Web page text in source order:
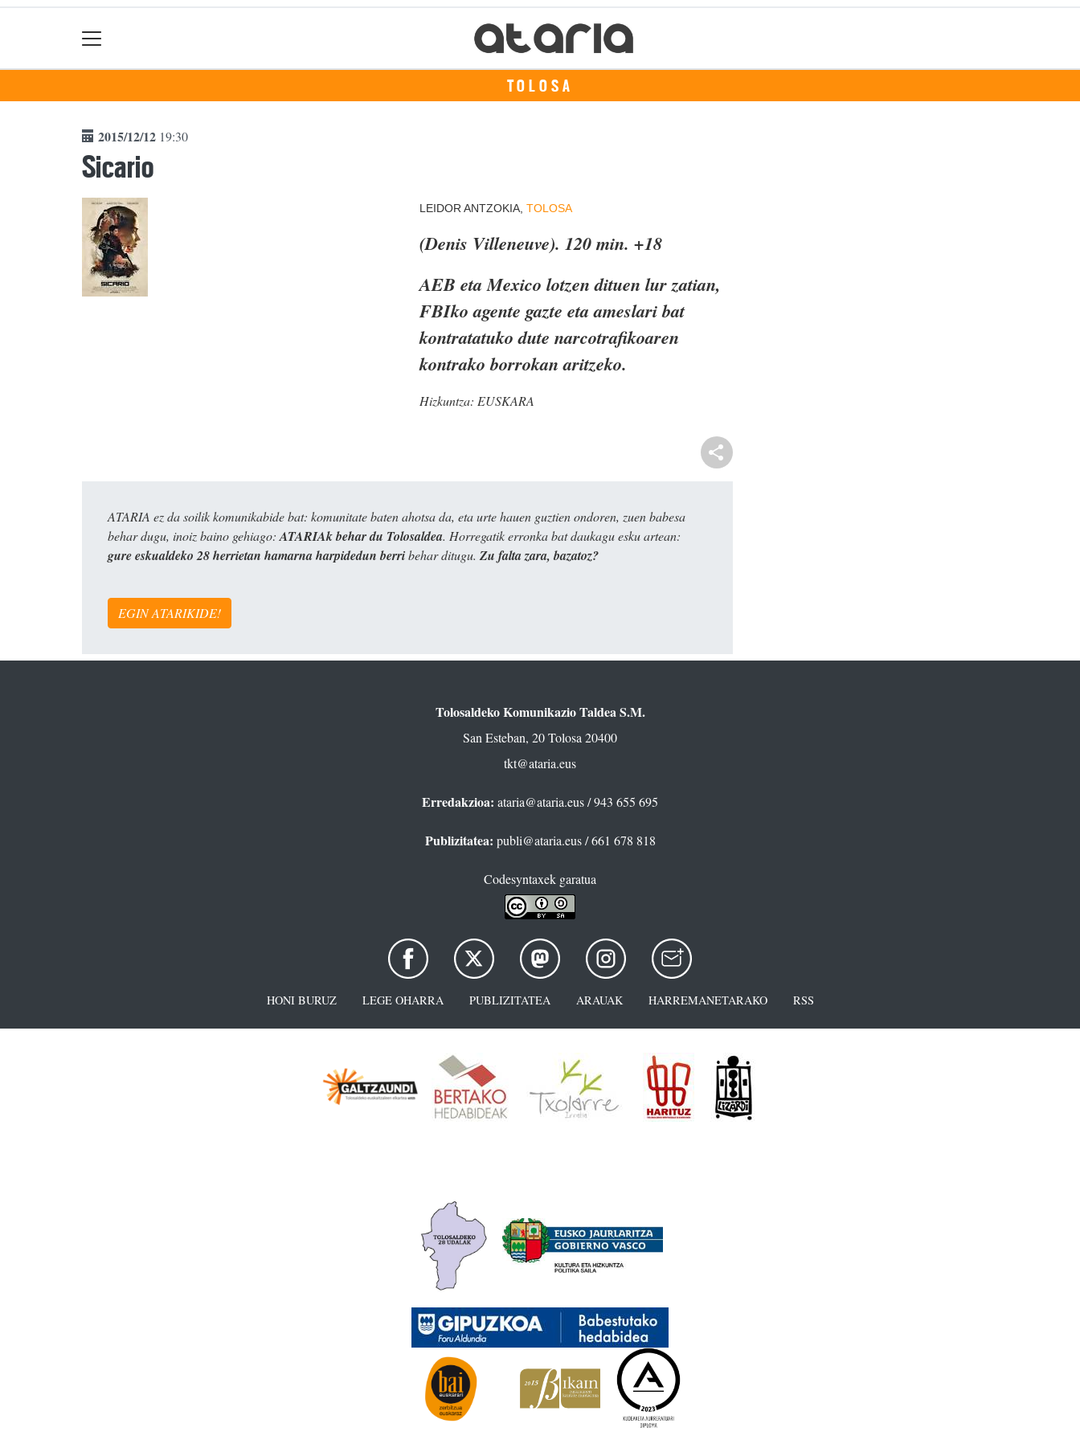
TOLOSA
2015/12/12 19:30
Sicario
LEIDOR ANTZOKIA, TOLOSA
(Denis Villeneuve). 120 min. +18
AEB eta Mexico lotzen dituen lur zatian,
FBIko agente gazte eta ameslari bat
kontratatuko dute narcotrafikoaren
kontrako borrokan aritzeko.
Hizkuntza: EUSKARA
ATARIA ez da soilik komunikabide bat: komunitate baten ahotsa da, eta urte hauen guztien ondoren, zuen babesa
behar dugu, inoiz baino gehiago: ATARIAk behar du Tolosaldea. Horregatik erronka bat daukagu esku artean:
gure eskualdeko 28 herrietan hamarna harpidedun berribehar ditugu. Zu falta zara, bazatoz?
EGIN ATARIKIDE!
Tolosaldeko Komunikazio Taldea S.M.
San Esteban, 20 Tolosa 20400
tkt@ataria.eus
Erredakzioa: ataria@ataria.eus/ 943 655 695
Publizitatea: publi@ataria.eus/ 661 678 818
Codesyntaxek garatua
HONI BURUZ LEGE OHARRA PUBLIZITATEA ARAUAK HARREMANETARAKO RSS